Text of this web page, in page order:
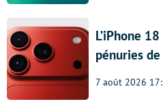
L’iPhone
pénuries de
7 août 2026